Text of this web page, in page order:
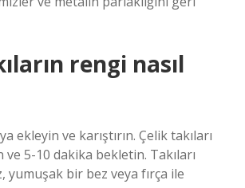
rengi nasıl
ekleyin ve karıştırın. Çelik takıları
ve 5-10 dakika bekletin. Takıları
yumuşak bir bez veya fırça ile